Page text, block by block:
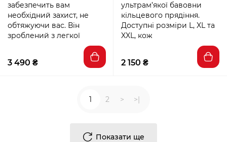
забезпечить вам
необхідний захист, не
обтяжуючи вас. Він
зроблений з легкої
3 490 ₴
ультрам’якої бавовни
кільцевого прядіння.
Доступні розміри L, XL та
XXL, кож
2 150 ₴
Показати ще
1 2 > >|